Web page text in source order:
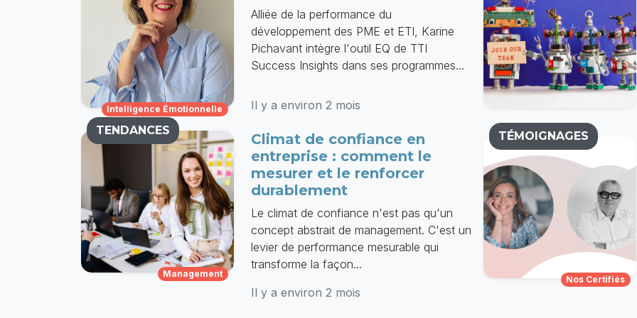
Intelligence Émotionnelle
Alliée de la performance du
développement des PME et ETI, Karine
Pichavant intègre l'outil EQ de TTI
Success Insights dans ses programmes...
Il y a environ 2 mois
TENDANCES
Management
Climat de confiance en
entreprise : comment le
mesurer et le renforcer
durablement
Le climat de confiance n'est pas qu'un
concept abstrait de management. C'est un
levier de performance mesurable qui
transforme la façon...
Il y a environ 2 mois
TÉMOIGNAGES
Nos Certifiés